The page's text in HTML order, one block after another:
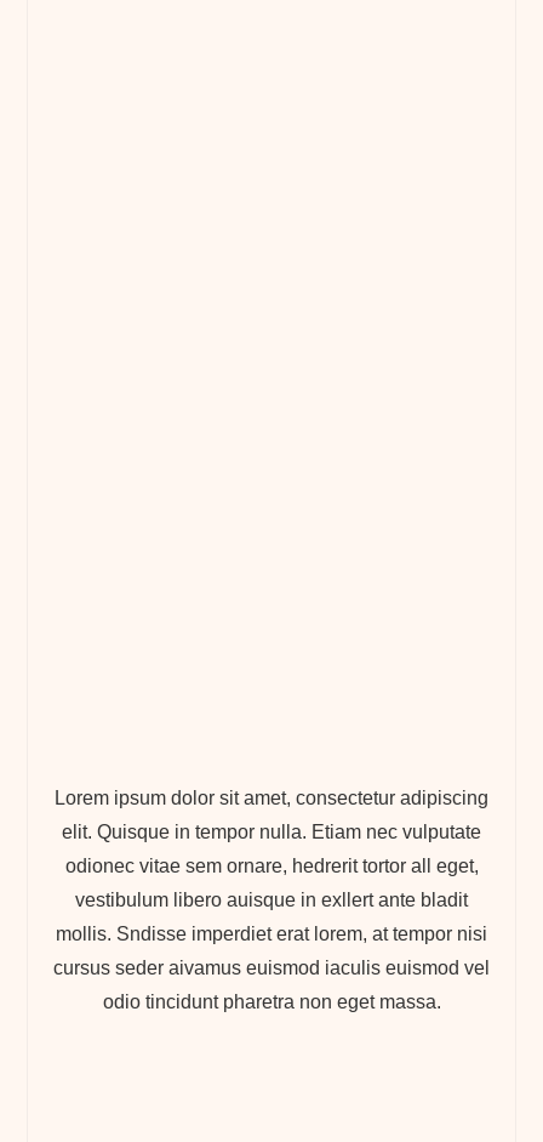
Lorem ipsum dolor sit amet, consectetur adipiscing
elit. Quisque in tempor nulla. Etiam nec vulputate
odionec vitae sem ornare, hedrerit tortor all eget,
vestibulum libero auisque in exllert ante bladit
mollis. Sndisse imperdiet erat lorem, at tempor nisi
cursus seder aivamus euismod iaculis euismod vel
odio tincidunt pharetra non eget massa.